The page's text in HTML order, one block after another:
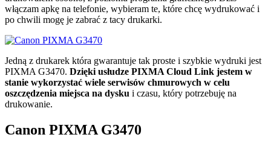
włączam apkę na telefonie, wybieram te, które chcę wydrukować i
po chwili mogę je zabrać z tacy drukarki.
Jedną z drukarek która gwarantuje tak proste i szybkie wydruki jest
PIXMA G3470. Dzięki usłudze PIXMA Cloud Link jestem w
stanie wykorzystać wiele serwisów chmurowych w celu
oszczędzenia miejsca na dysku i czasu, który potrzebuję na
drukowanie.
Canon PIXMA G3470